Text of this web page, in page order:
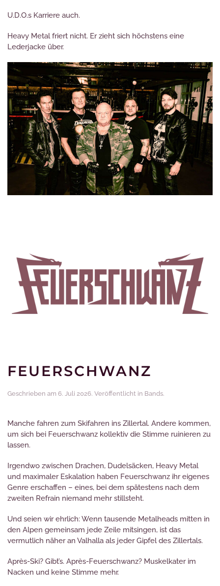
U.D.O.s Karriere auch.
Heavy Metal friert nicht. Er zieht sich höchstens eine
Lederjacke über.
FEUERSCHWANZ
Geschrieben am 6. Juli 2026. Veröffentlicht in Bands.
Manche fahren zum Skifahren ins Zillertal. Andere kommen,
um sich bei Feuerschwanz kollektiv die Stimme ruinieren zu
lassen.
Irgendwo zwischen Drachen, Dudelsäcken, Heavy Metal
und maximaler Eskalation haben Feuerschwanz ihr eigenes
Genre erschaffen – eines, bei dem spätestens nach dem
zweiten Refrain niemand mehr stillsteht.
Und seien wir ehrlich: Wenn tausende Metalheads mitten in
den Alpen gemeinsam jede Zeile mitsingen, ist das
vermutlich näher an Valhalla als jeder Gipfel des Zillertals.
Après-Ski? Gibt’s. Après-Feuerschwanz? Muskelkater im
Nacken und keine Stimme mehr.